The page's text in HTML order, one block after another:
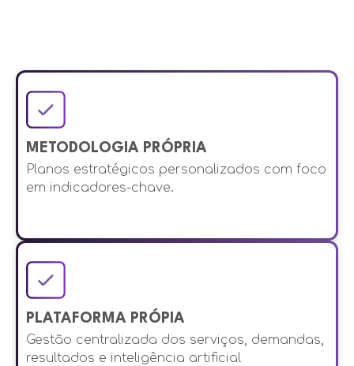
METODOLOGIA PRÓPRIA
Planos estratégicos personalizados com foco
em indicadores-chave.
PLATAFORMA PRÓPIA
Gestão centralizada dos serviços, demandas,
resultados e inteligência artificial